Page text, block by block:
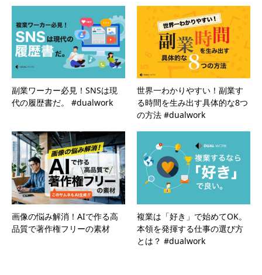
副業ワーカー必見！SNSは現
代の履歴書だ。 #dualwork
世界一わかりやすい！副業す
る時間を生み出す具体的な8つ
の方法 #dualwork
画像の悩み解消！AIで作る高
品質で著作権フリーの素材
複業は「好き」で始めてOK。
本領を発揮する仕事の選び方
とは？ #dualwork